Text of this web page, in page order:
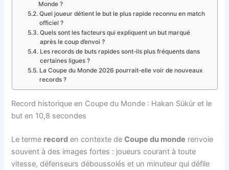
Monde ?
Quel joueur détient le but le plus rapide reconnu en match
officiel ?
Quels sont les facteurs qui expliquent un but marqué
après le coup d’envoi ?
Les records de buts rapides sont-ils plus fréquents dans
certaines ligues ?
La Coupe du Monde 2026 pourrait-elle voir de nouveaux
records ?
Record historique en Coupe du Monde : Hakan Sükür et le
but en 10,8 secondes
Le terme record en contexte deCoupe du monde renvoie
souvent à des images fortes : joueurs courant à toute
vitesse, défenseurs déboussolés et un minuteur qui défile